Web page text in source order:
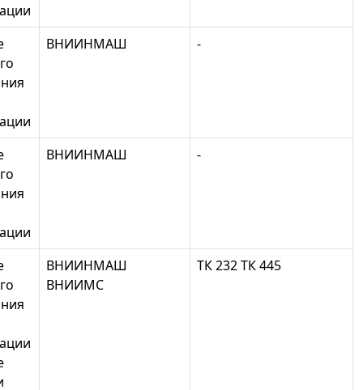
ВНИИНМАШ -
ВНИИНМАШ -
ВНИИНМАШ
ВНИИМС
ТК 232 ТК 445